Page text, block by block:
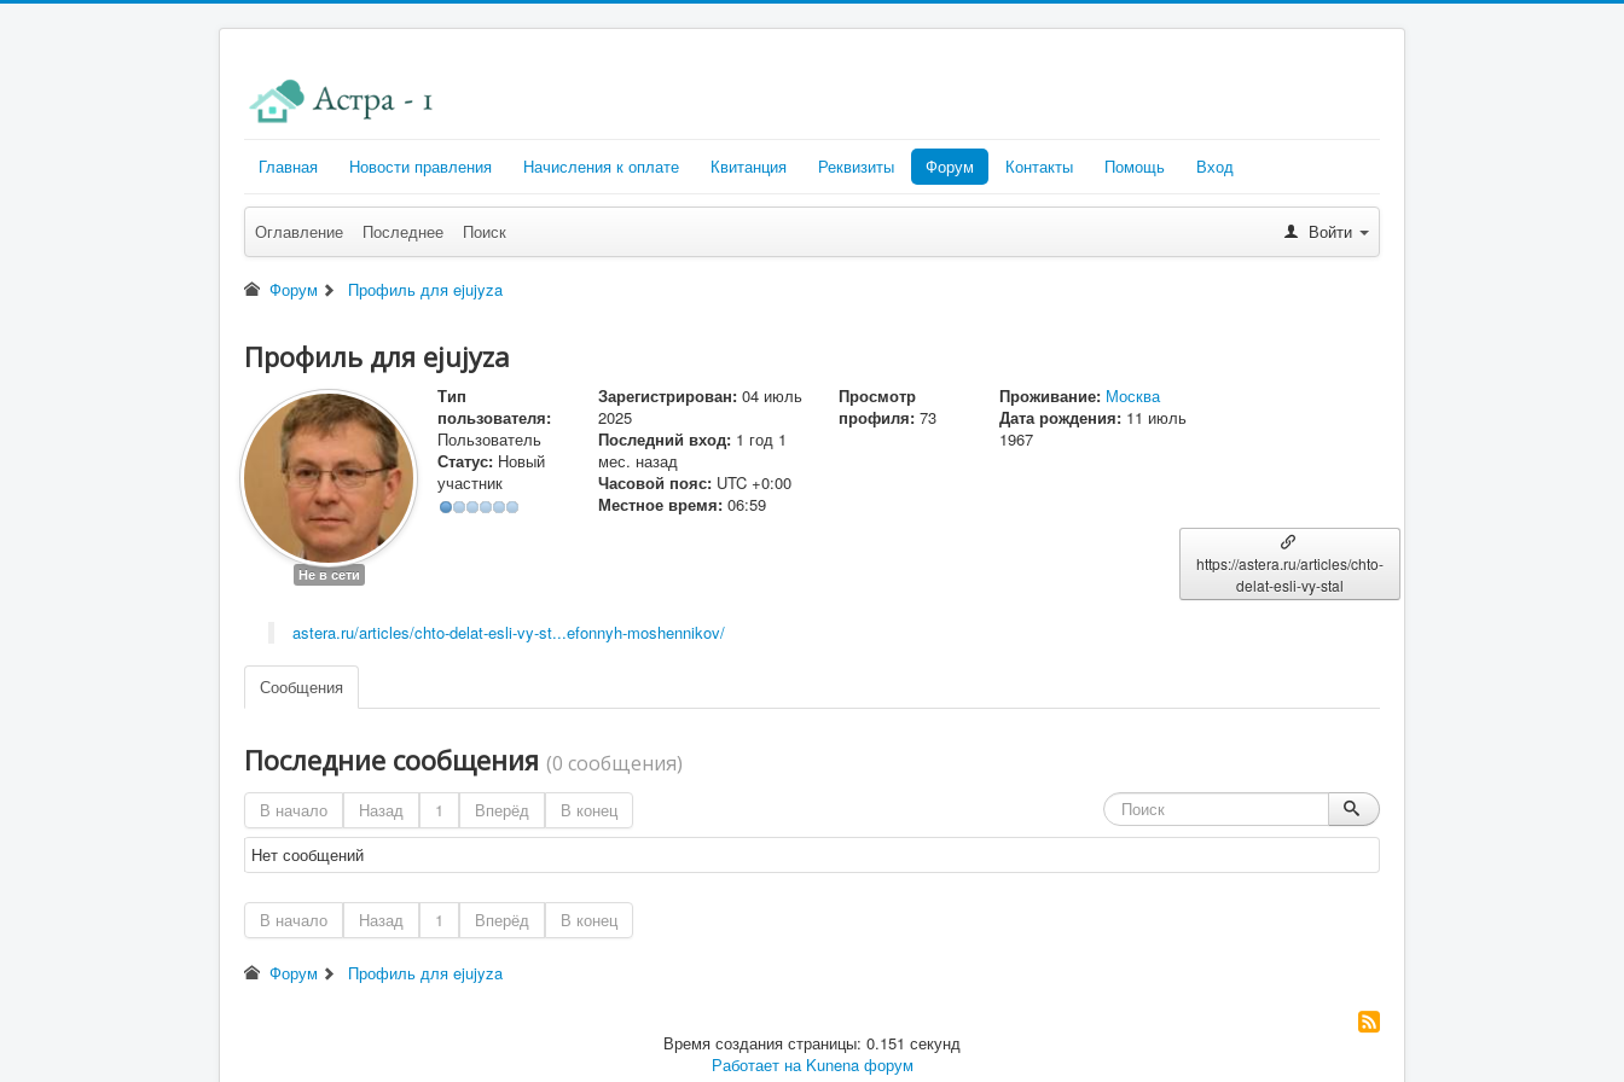
Главная Новости правления Начисления к оплате Квитанция Реквизиты Форум Контакты Помощь Вход
Оглавление Последнее Поиск Войти
Форум Профиль для ejujyza
Профиль для ejujyza
Не в сети
Тип
пользователя:
Пользователь
Статус: Новый
участник
Зарегистрирован: 04 июль
2025
Последний вход: 1 год 1
мес. назад
Часовой пояс: UTC +0:00
Местное время: 06:59
Просмотр
профиля: 73
Проживание: Москва
Дата рождения: 11 июль
1967
https://astera.ru/articles/chto-
delat-esli-vy-stal
astera.ru/articles/chto-delat-esli-vy-st...efonnyh-moshennikov/
Сообщения
Последние сообщения (0 сообщения)
В начало Назад 1 Вперёд
В конец
Нет сообщений
В начало Назад 1 Вперёд В конец
Форум Профиль для ejujyza
Время создания страницы: 0.151 секунд
Работает на Kunena форум